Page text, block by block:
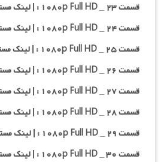
قسمت ۲۳ _ ۱۰۸۰p Full HD : | لینک مستقیم |
قسمت ۲۴ _ ۱۰۸۰p Full HD : | لینک مستقیم |
قسمت ۲۵ _ ۱۰۸۰p Full HD : | لینک مستقیم |
قسمت ۲۶ _ ۱۰۸۰p Full HD : | لینک مستقیم |
قسمت ۲۷ _ ۱۰۸۰p Full HD : | لینک مستقیم |
قسمت ۲۸ _ ۱۰۸۰p Full HD : | لینک مستقیم |
قسمت ۲۹ _ ۱۰۸۰p Full HD : | لینک مستقیم |
قسمت ۳۰ _ ۱۰۸۰p Full HD : | لینک مستقیم |